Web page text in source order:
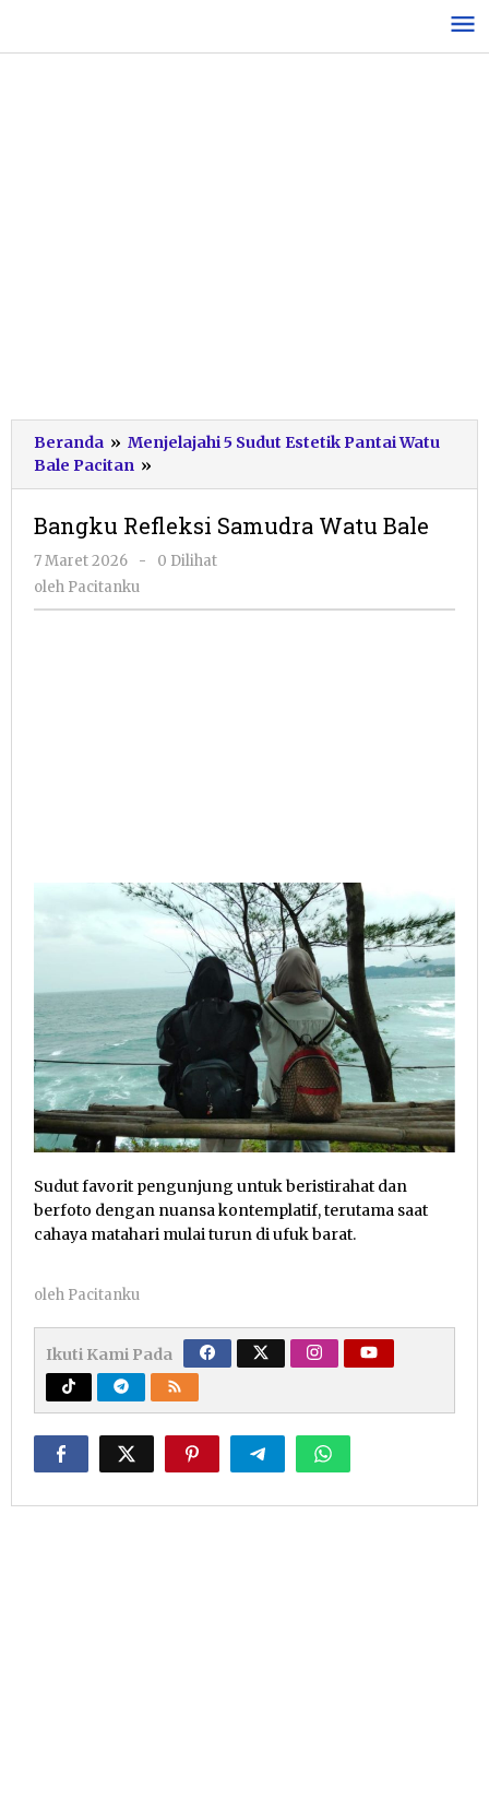
konten
Beranda » Menjelajahi 5 Sudut Estetik Pantai Watu
Bale Pacitan »
Refleksi
Watu
Bale
Bangku Refleksi Samudra Watu Bale
7 Maret 2026
oleh
Pacitanku
-
0 Dilihat
oleh Pacitanku
Sudut favorit pengunjung untuk beristirahat dan
berfoto dengan nuansa kontemplatif, terutama saat
cahaya matahari mulai turun di ufuk barat.
oleh Pacitanku
Ikuti Kami Pada